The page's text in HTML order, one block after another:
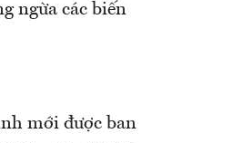
ngừa các biến
mới được ban